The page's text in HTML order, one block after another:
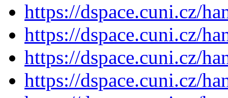
https://dspace.cuni.cz/
https://dspace.cuni.cz/
https://dspace.cuni.cz/
https://dspace.cuni.cz/